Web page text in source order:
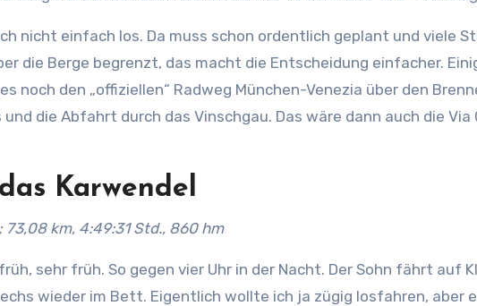
nicht einfach los. Da muss schon ordentlich geplant und viele
die Berge begrenzt, das macht die Entscheidung einfacher.
noch den „offiziellen“ Radweg München-Venezia über den
die Abfahrt durch das Vinschgau. Das wäre dann auch die
Karwendel
; 73,08 km, 4:49:31 Std., 860 hm
sehr früh. So gegen vier Uhr in der Nacht. Der Sohn fährt
wieder im Bett. Eigentlich wollte ich ja zügig losfahren, aber